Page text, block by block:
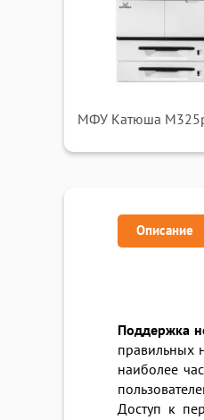
МФУ Катюша
Описание
Поддержка
правильных
наиболее
Доступ к